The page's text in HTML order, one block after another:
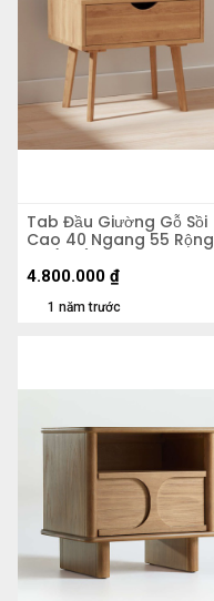
Tab Đầu Giường Gỗ Sồi
Cao 40 Ngang 55 Rộng
50 (cm)
1 năm trước
4.800.000 ₫